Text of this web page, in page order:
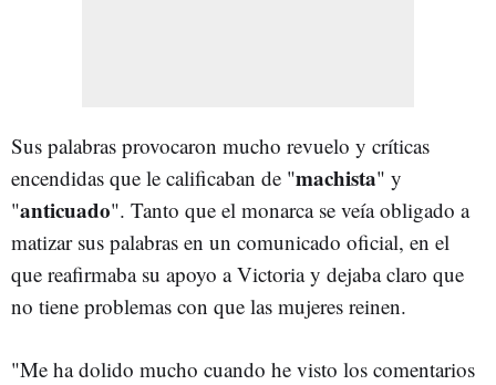
Sus palabras provocaron mucho revuelo y críticas
encendidas que le calificaban de "machista" y
"anticuado". Tanto que el monarca se veía obligado a
matizar sus palabras en un comunicado oficial, en el
que reafirmaba su apoyo a Victoria y dejaba claro que
no tiene problemas con que las mujeres reinen.
"Me ha dolido mucho cuando he visto los comentarios